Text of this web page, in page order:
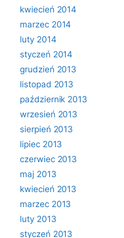
kwiecień 2014
marzec 2014
luty 2014
styczeń 2014
grudzień 2013
listopad 2013
październik 2013
wrzesień 2013
sierpień 2013
lipiec 2013
czerwiec 2013
maj 2013
kwiecień 2013
marzec 2013
luty 2013
styczeń 2013